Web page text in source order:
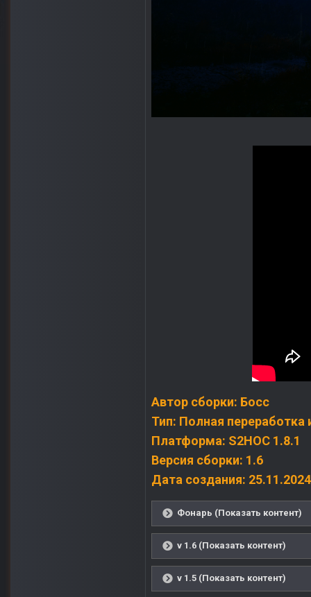
Автор сборки: Босс
Тип: Полная переработка
Платформа: S2HOC 1.8.1
Версия сборки: 1.6
Дата создания:
Фонарь (Показать контент)
v 1.6 (Показать контент)
v 1.5 (Показать контент)